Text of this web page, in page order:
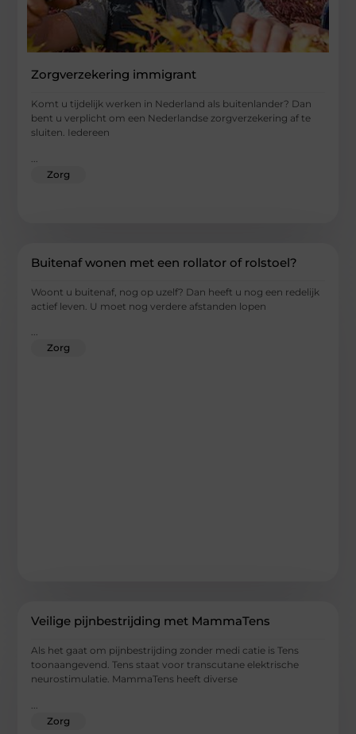
Zorgverzekering immigrant
Komt u tijdelijk werken in Nederland als buitenlander? Dan
bent u verplicht om een Nederlandse zorgverzekering af te
sluiten. Iedereen
Zorg
Buitenaf wonen met een rollator of rolstoel?
Woont u buitenaf, nog op uzelf? Dan heeft u nog een redelijk
actief leven. U moet nog verdere afstanden lopen
...
Zorg
Veilige pijnbestrijding met MammaTens
Als het gaat om pijnbestrijding zonder medi catie is Tens
toonaangevend. Tens staat voor transcutane elektrische
neurostimulatie. MammaTens heeft diverse
Zorg